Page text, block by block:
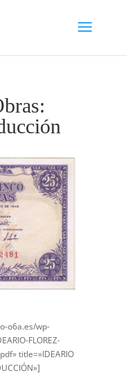
o6a.es/wp-
FLOREZ-
title=»IDEARIO